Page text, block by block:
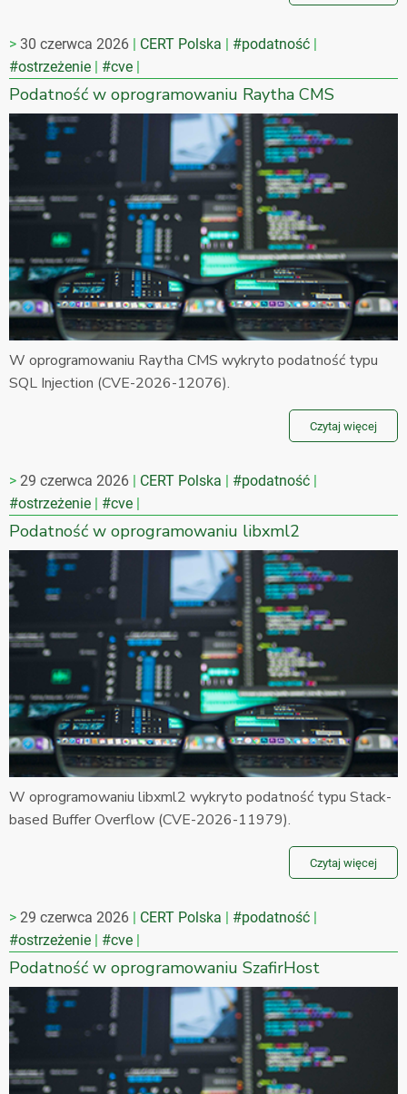
30 czerwca 2026 CERT Polska
#podatność
#ostrzeżenie
#cve
Podatność w oprogramowaniu Raytha CMS
W oprogramowaniu Raytha CMS wykryto podatność typu
SQL Injection (CVE-2026-12076).
Czytaj więcej
29 czerwca 2026 CERT Polska
#podatność
#ostrzeżenie
#cve
Podatność w oprogramowaniu libxml2
W oprogramowaniu libxml2 wykryto podatność typu Stack-
based Buffer Overflow (CVE-2026-11979).
Czytaj więcej
29 czerwca 2026 CERT Polska
#podatność
#ostrzeżenie
#cve
Podatność w oprogramowaniu SzafirHost